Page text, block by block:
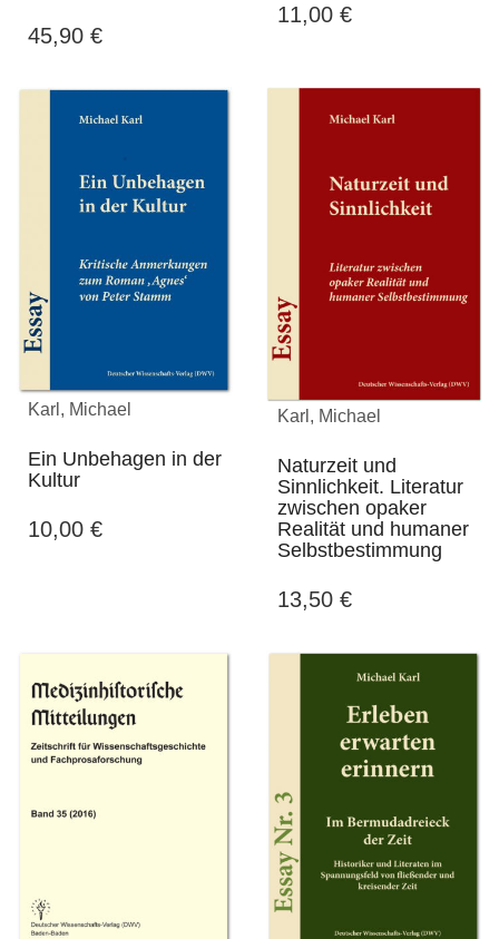
45,90 €
11,00 €
Karl, Michael
Ein Unbehagen in der
Kultur
10,00 €
Karl, Michael
Naturzeit und
Sinnlichkeit. Literatur
zwischen opaker
Realität und humaner
Selbstbestimmung
13,50 €